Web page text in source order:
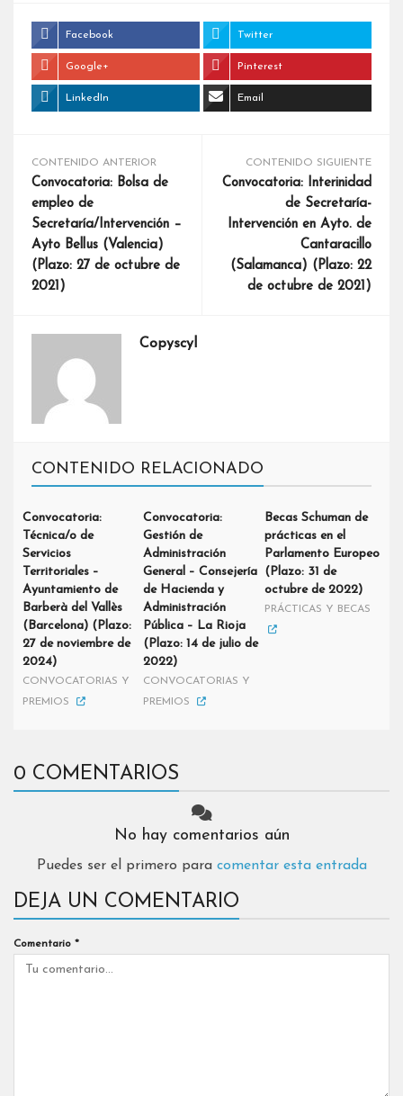
Facebook Twitter
Google+ Pinterest
LinkedIn Email
CONTENIDO ANTERIOR
Convocatoria: Bolsa de
empleo de
Secretaría/Intervención –
Ayto Bellus (Valencia)
(Plazo: 27 de octubre de
2021)
CONTENIDO SIGUIENTE
Convocatoria: Interinidad
de Secretaría-
Intervención en Ayto. de
Cantaracillo
(Salamanca) (Plazo: 22
de octubre de 2021)
Copyscyl
CONTENIDO RELACIONADO
Convocatoria:
Técnica/o de
Servicios
Territoriales –
Ayuntamiento de
Barberà del Vallès
(Barcelona) (Plazo:
27 de noviembre de
2024)
CONVOCATORIAS Y
PREMIOS
Convocatoria:
Gestión de
Administración
General – Consejería
de Hacienda y
Administración
Pública – La Rioja
(Plazo: 14 de julio de
2022)
CONVOCATORIAS Y
PREMIOS
Becas Schuman de
prácticas en el
Parlamento Europeo
(Plazo: 31 de
octubre de 2022)
PRÁCTICAS Y BECAS
0 COMENTARIOS
No hay comentarios aún
Puedes ser el primero para comentar esta entrada
DEJA UN COMENTARIO
Comentario *